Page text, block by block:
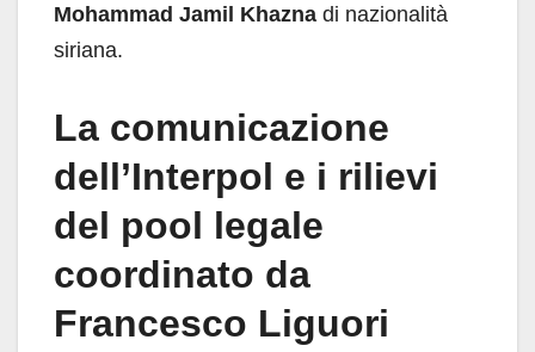
Mohammad Jamil Khazna di nazionalità
siriana.
La comunicazione
dell’Interpol e i rilievi
del pool legale
coordinato da
Francesco Liguori